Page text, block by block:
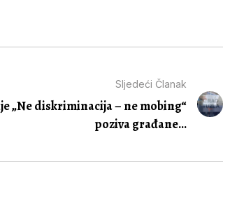
Sljedeći Članak
„Ne diskriminacija – ne mobing“
poziva građane...